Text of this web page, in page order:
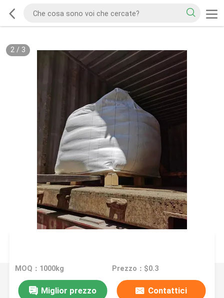
2/ 3
MOQ：1000kg Prezzo：$0.3
Miglior prezzo Contattici